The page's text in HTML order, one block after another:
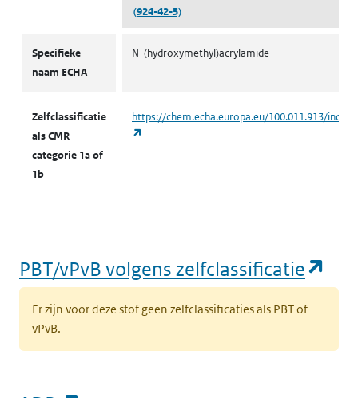
(924-42-5)
Specifieke
naam ECHA
N-(hydroxymethyl)acrylamide
Zelfclassificatie
als CMR
categorie 1a of
1b
https://chem.echa.europa.eu/100.011.913/
PBT/vPvB volgens zelfclassificatie
Er zijn voor deze stof geen zelfclassificaties als PBT of
vPvB.